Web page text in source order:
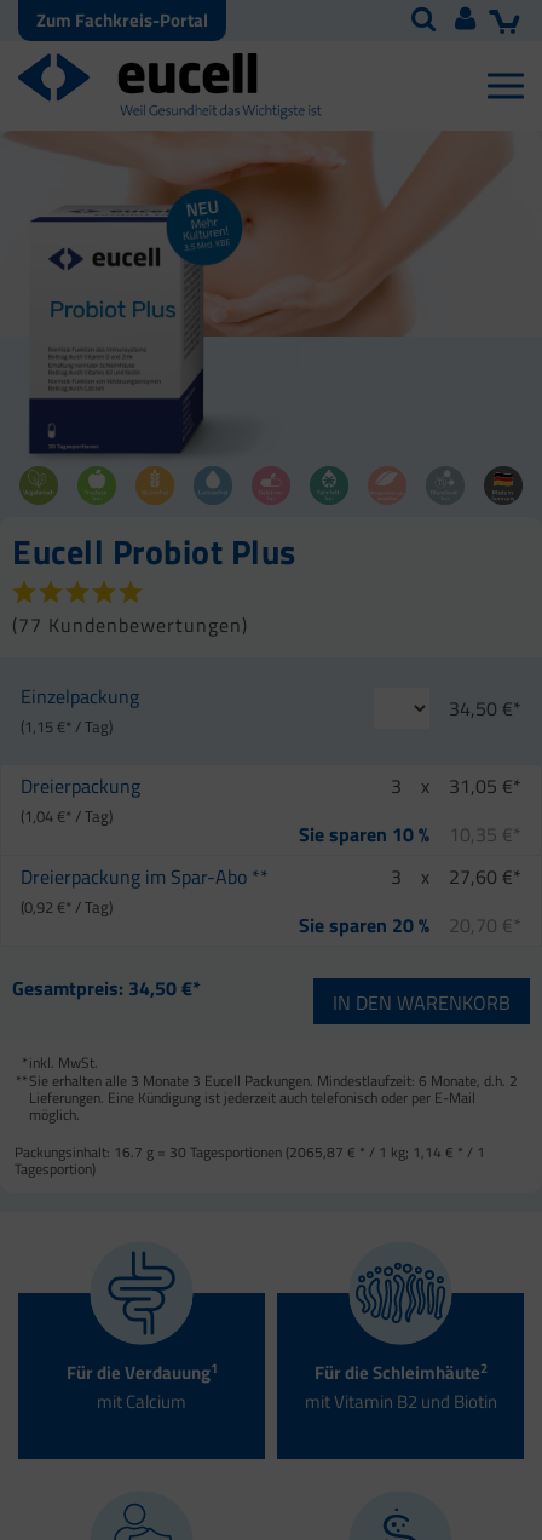
Zum Fachkreis-Portal
Eucell Probiot Plus
(77 Kundenbewertungen)
Einzelpackung
(1,15 €* / Tag)
34,50 €*
Dreierpackung
(1,04 €* / Tag)
3
x
Sie sparen 10 %
31,05 €*
10,35 €*
Dreierpackung im Spar-Abo **
(0,92 €* / Tag)
3
x
Sie sparen 20 %
27,60 €*
20,70 €*
Gesamtpreis: 34,50 €* IN DEN WARENKORB
*inkl. MwSt.
**Sie erhalten alle 3 Monate 3 Eucell Packungen. Mindestlaufzeit: 6 Monate, d.h. 2
Lieferungen. Eine Kündigung ist jederzeit auch telefonisch oder per E-Mail
möglich.
Packungsinhalt: 16.7 g = 30 Tagesportionen (2065,87 € * / 1 kg; 1,14 € * / 1
Tagesportion)
Für die Verdauung1
mit Calcium
Für die Schleimhäute2
mit Vitamin B2 und Biotin